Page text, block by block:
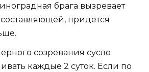
брага вызревает
придется
созревания сусло
каждые 2 суток. Если по